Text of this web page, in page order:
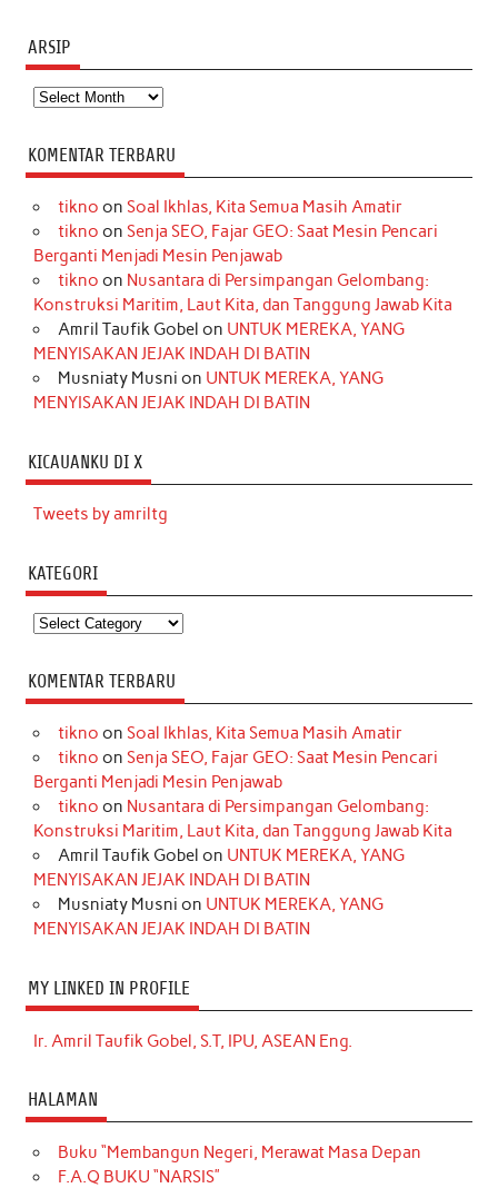
ARSIP
Arsip
KOMENTAR TERBARU
tikno on Soal Ikhlas, Kita Semua Masih Amatir
tikno on Senja SEO, Fajar GEO: Saat Mesin Pencari
Berganti Menjadi Mesin Penjawab
tikno on Nusantara di Persimpangan Gelombang:
Konstruksi Maritim, Laut Kita, dan Tanggung Jawab Kita
Amril Taufik Gobel on UNTUK MEREKA, YANG
MENYISAKAN JEJAK INDAH DI BATIN
Musniaty Musni on UNTUK MEREKA, YANG
MENYISAKAN JEJAK INDAH DI BATIN
KICAUANKU DI X
Tweets by amriltg
KATEGORI
Kategori
KOMENTAR TERBARU
tikno on Soal Ikhlas, Kita Semua Masih Amatir
tikno on Senja SEO, Fajar GEO: Saat Mesin Pencari
Berganti Menjadi Mesin Penjawab
tikno on Nusantara di Persimpangan Gelombang:
Konstruksi Maritim, Laut Kita, dan Tanggung Jawab Kita
Amril Taufik Gobel on UNTUK MEREKA, YANG
MENYISAKAN JEJAK INDAH DI BATIN
Musniaty Musni on UNTUK MEREKA, YANG
MENYISAKAN JEJAK INDAH DI BATIN
MY LINKED IN PROFILE
Ir. Amril Taufik Gobel, S.T, IPU, ASEAN Eng.
HALAMAN
Buku “Membangun Negeri, Merawat Masa Depan
F.A.Q BUKU “NARSIS”